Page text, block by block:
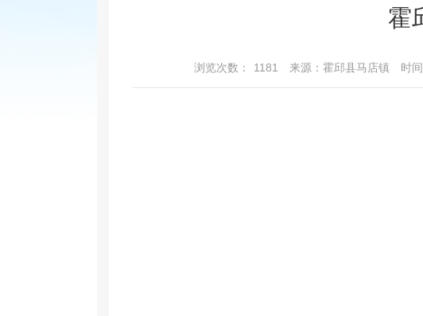
霍
浏览次数： 1181 来源：霍邱县马店镇 时